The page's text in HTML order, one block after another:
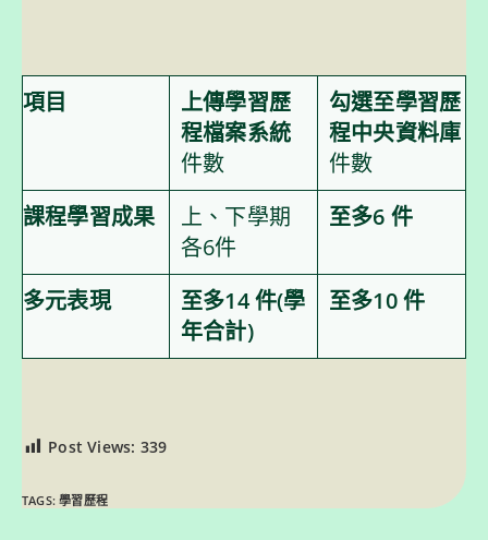
項目
上傳學習歷
程檔案系統
件數
勾選至學習歷
程中央資料庫
件數
課程學習成果
上、下學期
各6件
至多6 件
多元表現 至多14 件(學
年合計)
至多10 件
Post Views: 339
TAGS:學習歷程